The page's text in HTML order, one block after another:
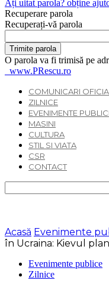
Ați uitat parola? obține
Recuperare parola
Recuperați-vă parola
O parola va fi trimisă pe
www.PRescu.ro
COMUNICARI
ZILNICE
EVENIMENTE
MASINI
CULTURA
STIL SI VIATA
CSR
CONTACT
Acasă Evenimente
în Ucraina: Kievul
Evenimente publice
Zilnice